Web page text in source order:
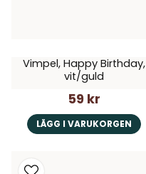
Vimpel, Happy Birthday,
vit/guld
59 kr
LÄGG I VARUKORGEN